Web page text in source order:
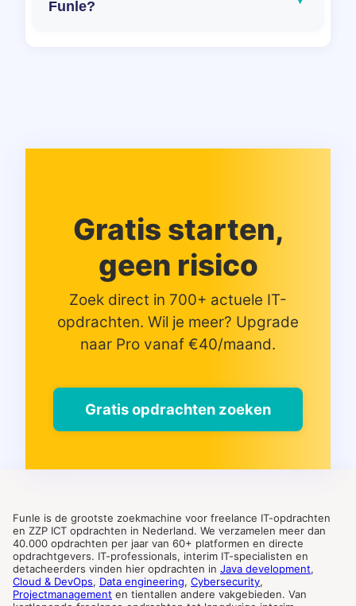
Funle?
Gratis starten,
geen risico
Zoek direct in 700+ actuele IT-
opdrachten. Wil je meer? Upgrade
naar Pro vanaf €40/maand.
Gratis opdrachten zoeken
Funle is de grootste zoekmachine voor freelance IT-opdrachten
en ZZP ICT opdrachten in Nederland. We verzamelen meer dan
40.000 opdrachten per jaar van 60+ platformen en directe
opdrachtgevers. IT-professionals, interim IT-specialisten en
detacheerders vinden hier opdrachten in Java development,
Cloud & DevOps, Data engineering, Cybersecurity,
Projectmanagement en tientallen andere vakgebieden. Van